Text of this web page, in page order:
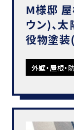
M様邸
ウン)、
役物塗
外壁・屋根・